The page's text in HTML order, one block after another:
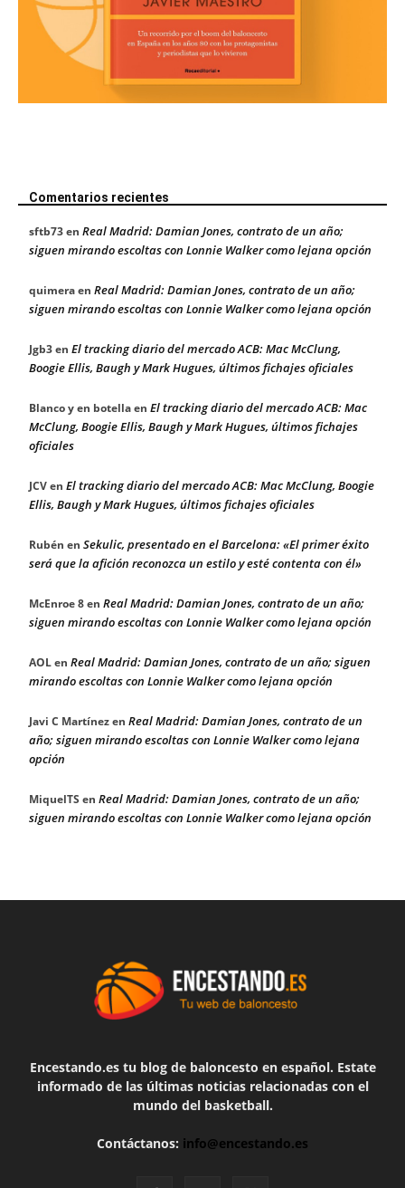
Comentarios recientes
sftb73en Real Madrid: Damian Jones, contrato de un año;
siguen mirando escoltas con Lonnie Walker como lejana opción
quimeraen Real Madrid: Damian Jones, contrato de un año;
siguen mirando escoltas con Lonnie Walker como lejana opción
Jgb3en El tracking diario del mercado ACB: Mac McClung,
Boogie Ellis, Baugh y Mark Hugues, últimos fichajes oficiales
Blanco y en botellaen El tracking diario del mercado ACB: Mac
McClung, Boogie Ellis, Baugh y Mark Hugues, últimos fichajes
oficiales
JCVen El tracking diario del mercado ACB: Mac McClung, Boogie
Ellis, Baugh y Mark Hugues, últimos fichajes oficiales
Rubén en Sekulic, presentado en el Barcelona: «El primer éxito
será que la afición reconozca un estilo y esté contenta con él»
McEnroe 8en Real Madrid: Damian Jones, contrato de un año;
siguen mirando escoltas con Lonnie Walker como lejana opción
AOLen Real Madrid: Damian Jones, contrato de un año; siguen
mirando escoltas con Lonnie Walker como lejana opción
Javi C Martínezen Real Madrid: Damian Jones, contrato de un
año; siguen mirando escoltas con Lonnie Walker como lejana
opción
MiquelTS en Real Madrid: Damian Jones, contrato de un año;
siguen mirando escoltas con Lonnie Walker como lejana opción
Encestando.es tu blog de baloncesto en español. Estate
informado de las últimas noticias relacionadas con el
mundo del basketball.
Contáctanos: info@encestando.es